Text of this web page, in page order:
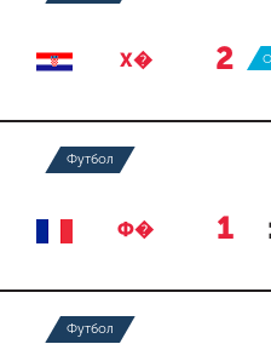
Х� 2
Футбол
Ф� 1
Футбол